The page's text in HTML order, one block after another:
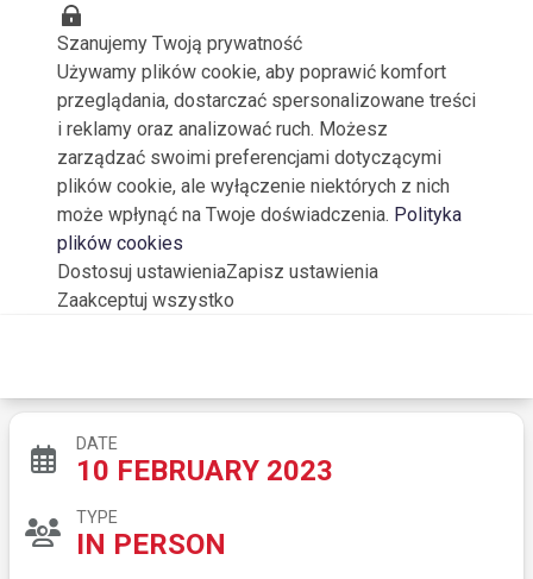
Szanujemy Twoją prywatność
Używamy plików cookie, aby poprawić komfort
przeglądania, dostarczać spersonalizowane treści
i reklamy oraz analizować ruch. Możesz
zarządzać swoimi preferencjami dotyczącymi
plików cookie, ale wyłączenie niektórych z nich
może wpłynąć na Twoje doświadczenia. Polityka
plików cookies
Dostosuj ustawieniaZapisz ustawienia
Zaakceptuj wszystko
DATE
10 FEBRUARY 2023
TYPE
IN PERSON